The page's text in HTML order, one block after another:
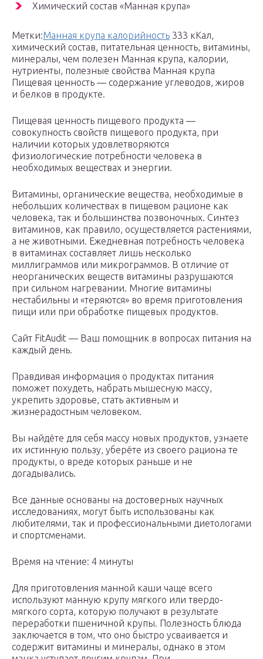
Химический состав «Манная крупа»
Метки:Манная крупа калорийность 333 кКал,
химический состав, питательная ценность, витамины,
минералы, чем полезен Манная крупа, калории,
нутриенты, полезные свойства Манная крупа
Пищевая ценность — содержание углеводов, жиров
и белков в продукте.
Пищевая ценность пищевого продукта —
совокупность свойств пищевого продукта, при
наличии которых удовлетворяются
физиологические потребности человека в
необходимых веществах и энергии.
Витамины, органические вещества, необходимые в
небольших количествах в пищевом рационе как
человека, так и большинства позвоночных. Синтез
витаминов, как правило, осуществляется растениями,
а не животными. Ежедневная потребность человека
в витаминах составляет лишь несколько
миллиграммов или микрограммов. В отличие от
неорганических веществ витамины разрушаются
при сильном нагревании. Многие витамины
нестабильны и «теряются» во время приготовления
пищи или при обработке пищевых продуктов.
Сайт FitAudit — Ваш помощник в вопросах питания на
каждый день.
Правдивая информация о продуктах питания
поможет похудеть, набрать мышесную массу,
укрепить здоровье, стать активным и
жизнерадостным человеком.
Вы найдёте для себя массу новых продуктов, узнаете
их истинную пользу, уберёте из своего рациона те
продукты, о вреде которых раньше и не
догадывались.
Все данные основаны на достоверных научных
исследованиях, могут быть использованы как
любителями, так и профессиональными диетологами
и спортсменами.
Время на чтение: 4 минуты
Для приготовления манной каши чаще всего
используют манную крупу мягкого или твердо-
мягкого сорта, которую получают в результате
переработки пшеничной крупы. Полезность блюда
заключается в том, что оно быстро усваивается и
содержит витамины и минералы, однако в этом